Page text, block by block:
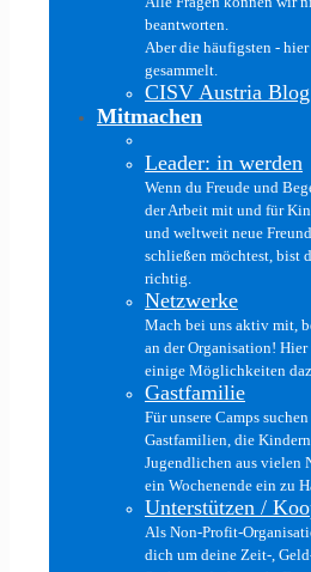
beantworten.
Aber die häufigsten -
gesammelt.
CISV Austria Blog
Mitmachen
Leader: in werden
Wenn du Freude und
der Arbeit mit und für
und weltweit neue
schließen möchtest, bist
richtig.
Netzwerke
Mach bei uns aktiv mit,
an der Organisation!
einige Möglichkeiten
Gastfamilie
Für unsere Camps
Gastfamilien, die
Jugendlichen aus vielen
ein Wochenende ein zu
Unterstützen /
Als Non-Profit-
dich um deine Zeit-,